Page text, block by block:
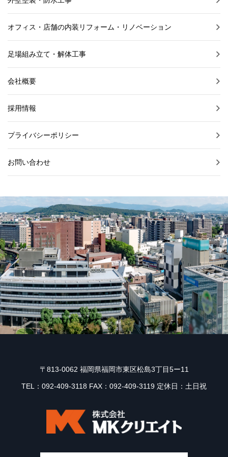
オフィス・店舗の内装リフォーム・リノベーション
足場組み立て・解体工事
会社概要
採用情報
プライバシーポリシー
お問い合わせ
〒813-0062 福岡県福岡市東区松島3丁目5ー11
TEL：092-409-3118 FAX：092-409-3119 定休日：土日祝